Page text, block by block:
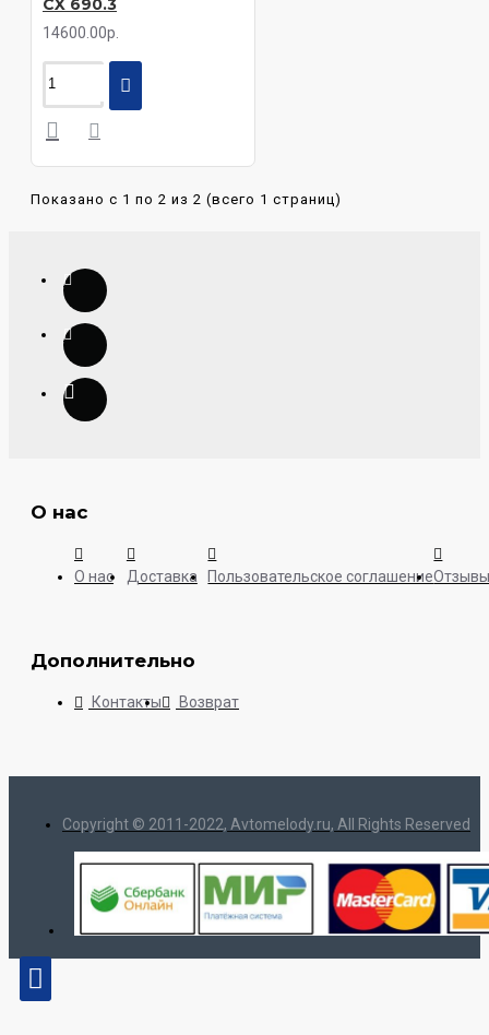
CX 690.3
14600.00р.
Показано с 1 по 2 из 2 (всего 1 страниц)
О нас
О нас Доставка Пользовательское соглашение
Дополнительно
Контакты Возврат
Copyright © 2011-2022, Avtomelody.ru, All Rights Reserved